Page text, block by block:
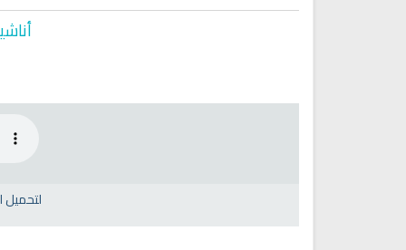
لتحميل